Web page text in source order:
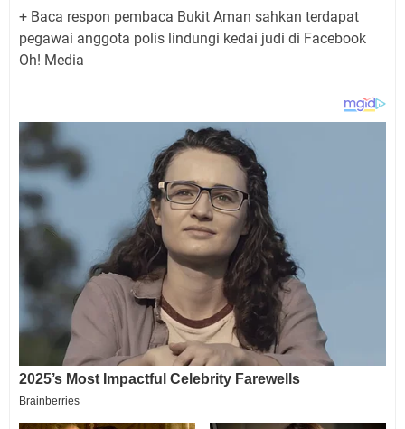
+ Baca respon pembaca Bukit Aman sahkan terdapat
pegawai anggota polis lindungi kedai judi di Facebook
Oh! Media